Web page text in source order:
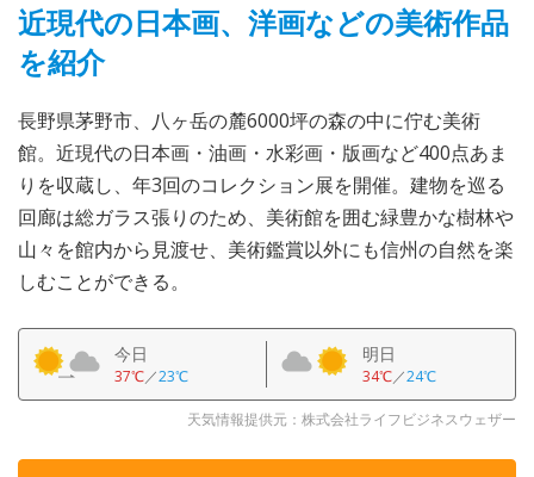
近現代の日本画、洋画などの美術作品
を紹介
長野県茅野市、八ヶ岳の麓6000坪の森の中に佇む美術
館。近現代の日本画・油画・水彩画・版画など400点あま
りを収蔵し、年3回のコレクション展を開催。建物を巡る
回廊は総ガラス張りのため、美術館を囲む緑豊かな樹林や
山々を館内から見渡せ、美術鑑賞以外にも信州の自然を楽
しむことができる。
今日
37℃／23℃
明日
34℃／24℃
天気情報提供元：株式会社ライフビジネスウェザー